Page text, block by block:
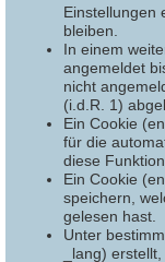
Einstellungen
bleiben.
In einem
angemeldet
nicht
(i.d.R. 1)
Ein Cookie
für die
diese
Ein Cookie
speichern,
gelesen hast.
Unter
_lang)